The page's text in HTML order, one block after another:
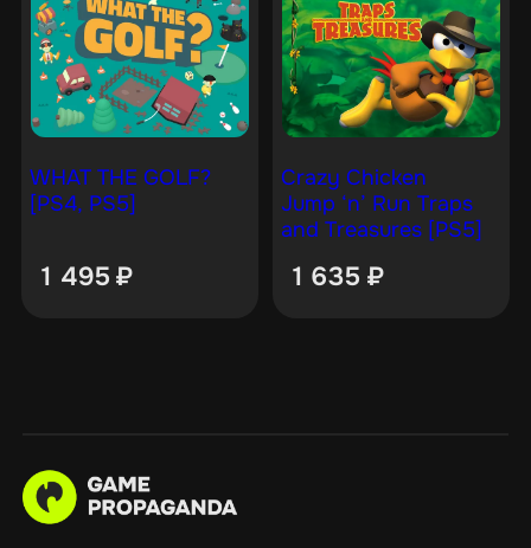
WHAT THE GOLF?
[PS4, PS5]
1 495 ₽
Crazy Chicken
Jump ‘n’ Run Traps
and Treasures [PS5]
1 635 ₽